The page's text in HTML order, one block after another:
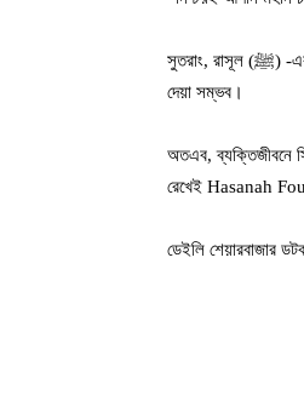
সুতরাং, রাসূল (ﷺ) -এর জীবনী অধ্যয়ন করে প্রকৃত শিক্ষা অর্জন করতে পারলে খুব সহজেই জাতিকে সার্বিক ক্ষতি ও সামগ্রিক অবক্ষয় থেকে মুক্তি
দেয়া সম্ভব।
অতএব, ব্যক্তিজীবনে
রেখেই Hasanah
ডেইলি শেয়ারবাজার